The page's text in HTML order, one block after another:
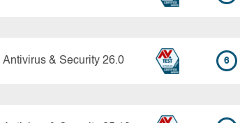
Antivirus & Security 26.0 6